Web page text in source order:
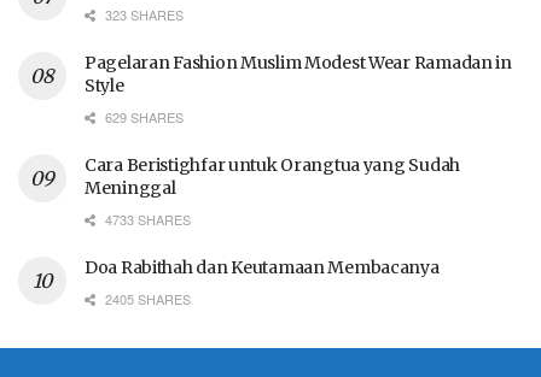
323 SHARES
Pagelaran Fashion Muslim Modest Wear Ramadan in
Style
629 SHARES
Cara Beristighfar untuk Orangtua yang Sudah
Meninggal
4733 SHARES
Doa Rabithah dan Keutamaan Membacanya
2405 SHARES